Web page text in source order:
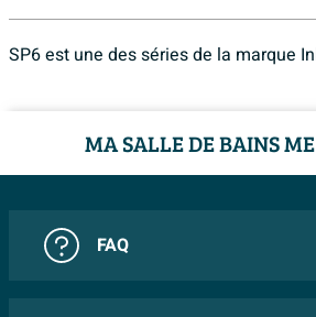
MA SALLE DE BAINS
FAQ